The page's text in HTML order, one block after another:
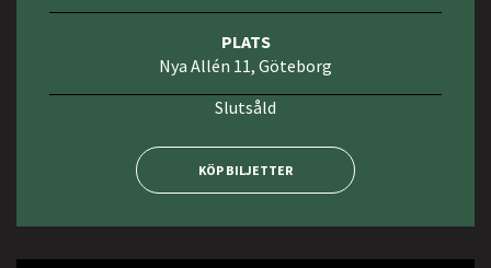
PLATS
Nya Allén 11, Göteborg
Slutsåld
KÖP BILJETTER